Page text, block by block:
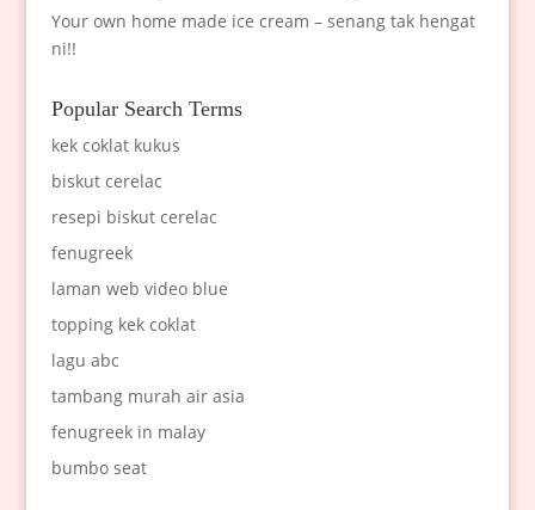
Your own home made ice cream – senang tak hengat
ni!!
Popular Search Terms
kek coklat kukus
biskut cerelac
resepi biskut cerelac
fenugreek
laman web video blue
topping kek coklat
lagu abc
tambang murah air asia
fenugreek in malay
bumbo seat